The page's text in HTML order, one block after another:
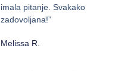
imala pitanje. Svakako
zadovoljana!”
Melissa R.